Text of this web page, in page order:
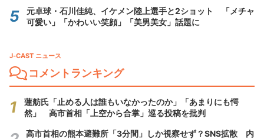
元卓球・石川佳純、イケメン陸上選手と2ショット 「メチャ
可愛い」「かわいい笑顔」「美男美女」話題に
J-CAST ニュース
コメントランキング
蓮舫氏「止める人は誰もいなかったのか」「あまりにも愕
然」 高市首相「上空から合掌」巡る投稿を批判
高市首相の熊本避難所「3分間」しか視察せず？SNS拡散 内